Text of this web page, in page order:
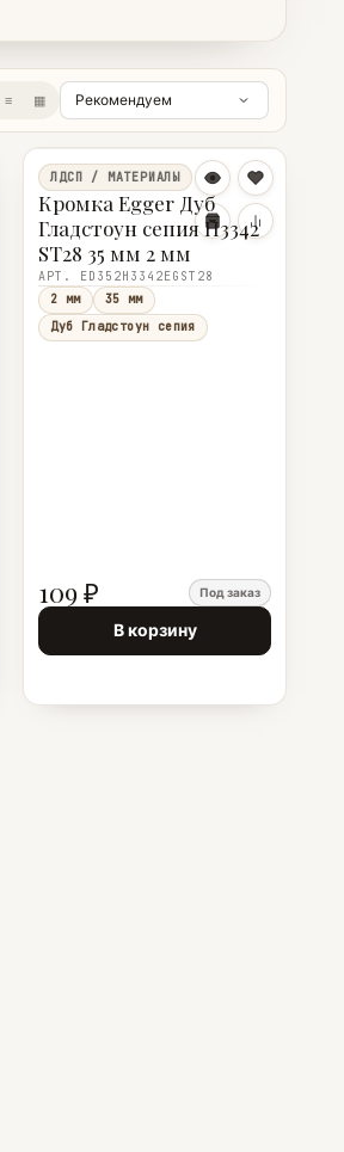
≡ ▦
ЛДСП / МАТЕРИАЛЫ
Кромка Egger Дуб
Гладстоун сепия Н3342
ST28 35 мм 2 мм
АРТ. ED352Н3342EGST28
2 мм
35 мм
Дуб Гладстоун сепия
109 ₽ Под заказ
В корзину